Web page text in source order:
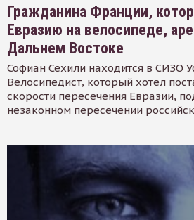
Гражданина Франции,
Евразию на велосипеде,
Дальнем Востоке
Софиан Сехили находится в СИЗО
Велосипедист, который хотел
скорости пересечения Евразии,
незаконном пересечении